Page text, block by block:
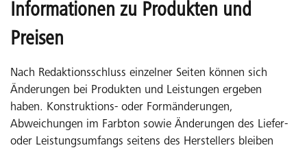
Informationen zu Produkten und
Preisen
Nach Redaktionsschluss einzelner Seiten können sich
Änderungen bei Produkten und Leistungen ergeben
haben. Konstruktions- oder Formänderungen,
Abweichungen im Farbton sowie Änderungen des Liefer-
oder Leistungsumfangs seitens des Herstellers bleiben